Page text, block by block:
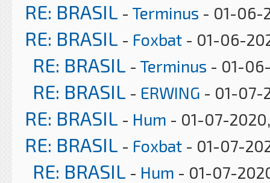
RE: BRASIL - Terminus - 01-06-
RE: BRASIL - Foxbat - 01-06-
RE: BRASIL - Terminus - 01-
RE: BRASIL - ERWING - 01-07-
RE: BRASIL - Hum - 01-07-
RE: BRASIL - Foxbat - 01-07-
RE: BRASIL - Hum - 01-07-